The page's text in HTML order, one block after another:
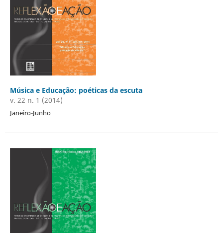
Música e Educação: poéticas da escuta
v. 22 n. 1 (2014)
Janeiro-Junho